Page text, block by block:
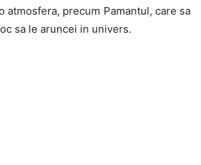
atmosfera, precum Pamantul, care sa
sa le aruncei in univers.